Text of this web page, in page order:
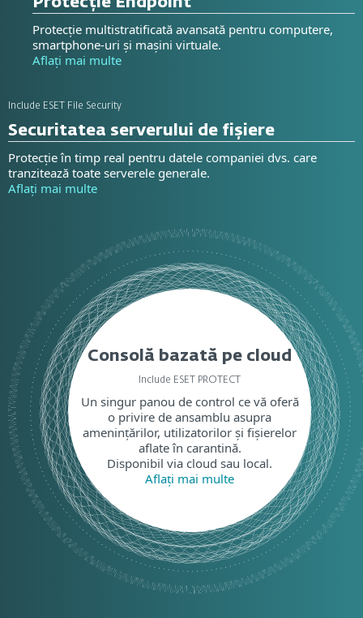
Protecție multistratificată avansată pentru computere,
smartphone-uri și mașini virtuale.
Aflați mai multe
Include ESET File Security
Securitatea serverului de fișiere
Protecție în timp real pentru datele companiei dvs. care
tranzitează toate serverele generale.
Aflați mai multe
Consolă bazată pe cloud
Include ESET PROTECT
Un singur panou de control ce vă oferă
o privire de ansamblu asupra
amenințărilor, utilizatorilor și fișierelor
aflate în carantină.
Disponibil via cloud sau local.
Aflați mai multe